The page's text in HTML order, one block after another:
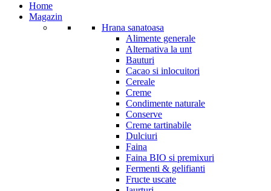
Home
Magazin
Hrana sanatoasa
Alimente generale
Alternativa la unt
Bauturi
Cacao si inlocuitori
Cereale
Creme
Condimente naturale
Conserve
Creme tartinabile
Dulciuri
Faina
Faina BIO si premixuri
Fermenti & gelifianti
Fructe uscate